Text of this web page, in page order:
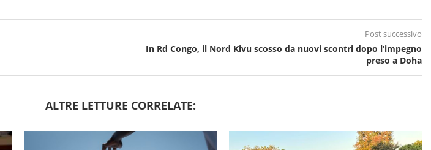
Post successivo
In Rd Congo, il Nord Kivu scosso da nuovi scontri dopo l’impegno
preso a Doha
ALTRE LETTURE CORRELATE: